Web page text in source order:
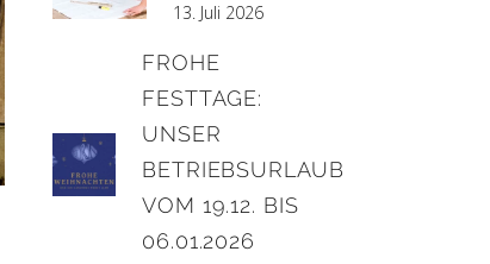
13. Juli 2026
FROHE
FESTTAGE:
UNSER
BETRIEBSURLAUB
VOM 19.12. BIS
06.01.2026